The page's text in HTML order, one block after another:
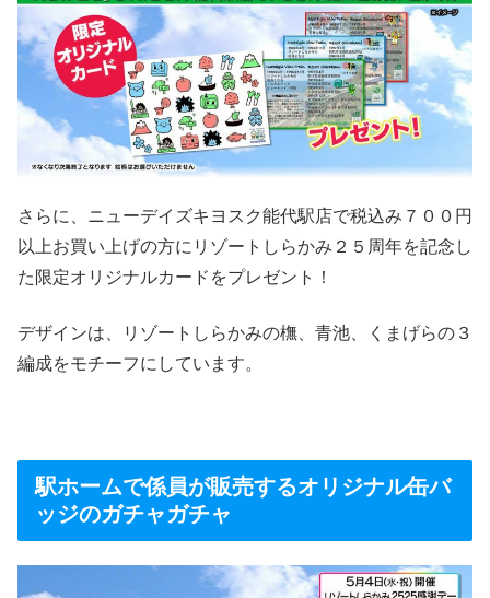
さらに、ニューデイズキヨスク能代駅店で税込み７００円
以上お買い上げの方にリゾートしらかみ２５周年を記念し
た限定オリジナルカードをプレゼント！
デザインは、リゾートしらかみの橅、青池、くまげらの３
編成をモチーフにしています。
駅ホームで係員が販売するオリジナル缶バ
ッジのガチャガチャ